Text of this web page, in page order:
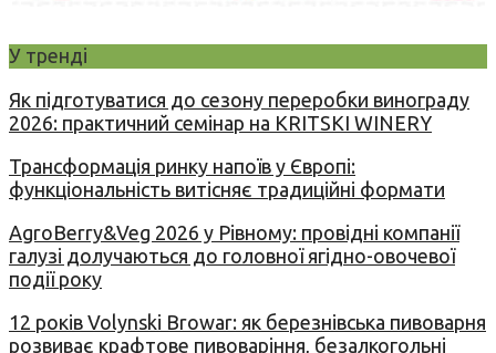
У тренді
Як підготуватися до сезону переробки винограду
2026: практичний семінар на KRITSKI WINERY
Трансформація ринку напоїв у Європі:
функціональність витісняє традиційні формати
AgroBerry&Veg 2026 у Рівному: провідні компанії
галузі долучаються до головної ягідно-овочевої
події року
12 років Volynski Browar: як березнівська пивоварня
розвиває крафтове пивоваріння, безалкогольні